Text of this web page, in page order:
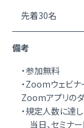
先着30名
備考
・参加無料
・Zoomウェビ
Zoomアプリのダ
・規定人数に達
当日、セミナ